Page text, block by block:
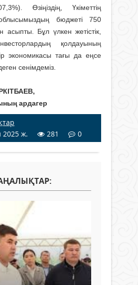
Өзіңіздің, Үкіметтің
бюджеті 750
асыпты. Бұл үлкен жетістік,
қолдауының
экономикасы тағы да еңсе
сенімдеміз.
ардагер
2025 ж.
281 0